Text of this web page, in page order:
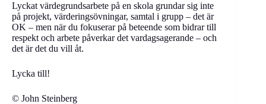
Lyckat värdegrundsarbete på en skola grundar sig inte
på projekt, värderingsövningar, samtal i grupp – det är
OK – men när du fokuserar på beteende som bidrar till
respekt och arbete påverkar det vardagsagerande – och
det är det du vill åt.
Lycka till!
© John Steinberg